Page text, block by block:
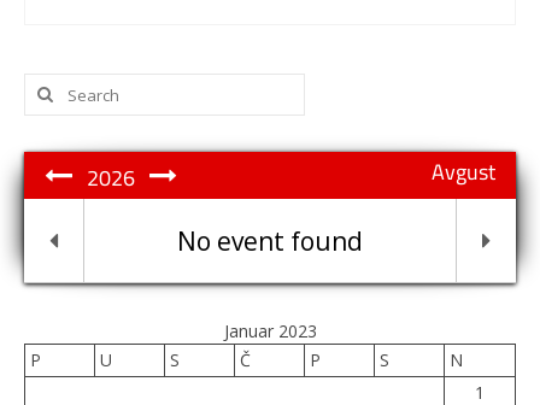
Search
for:
Avgust
2026
No event found
Januar 2023
P
U S Č P S
N
1